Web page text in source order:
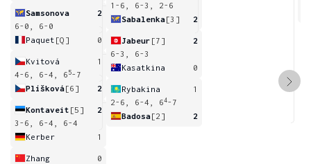
Samsonova
2
6-0, 6-0
Paquet [Q] 0
Kvitová
1
4-6, 6-4, 6 5-7
Plíšková[6] 2
Kontaveit [5]
2
3-6, 6-4, 6-4
Kerber
1
Zhang
0
1-6, 6-3, 2-6
Sabalenka[3] 2
Jabeur [7]
2
6-3, 6-3
Kasatkina
0
Rybakina
1
2-6, 6-4, 64-7
Badosa[2] 2